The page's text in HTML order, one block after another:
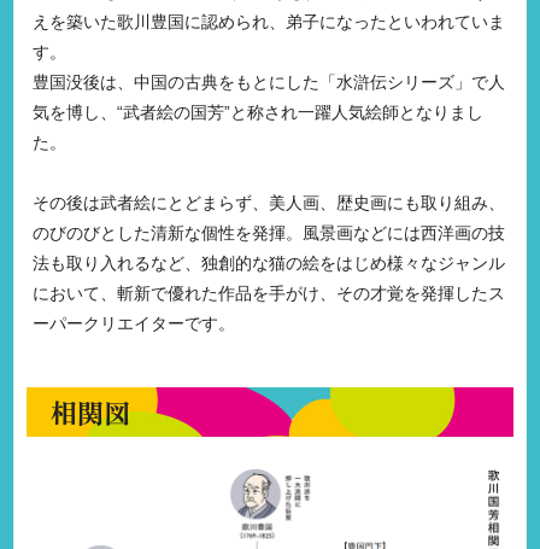
えを築いた歌川豊国に認められ、弟子になったといわれていま
す。
豊国没後は、中国の古典をもとにした「水滸伝シリーズ」で人
気を博し、“武者絵の国芳”と称され一躍人気絵師となりまし
た。
その後は武者絵にとどまらず、美人画、歴史画にも取り組み、
のびのびとした清新な個性を発揮。風景画などには西洋画の技
法も取り入れるなど、独創的な猫の絵をはじめ様々なジャンル
において、斬新で優れた作品を手がけ、その才覚を発揮したス
ーパークリエイターです。
相関図